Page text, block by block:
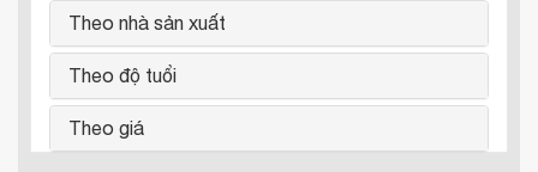
Theo nhà sản xuất
Theo độ tuổi
Theo giá